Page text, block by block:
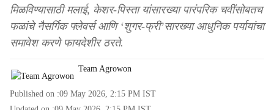
मिळविण्यासाठी मलाई, केशर-पिस्ता यांसारख्या पारंपरिक चवींसोबतच
फळांचे नैसर्गिक फ्लेवर्स आणि ‘शुगर-फ्री’सारख्या आधुनिक पर्यायांचा
समावेश करणे फायदेशीर ठरते.
Team Agrowon
Published on :09 May 2026, 2:15 PM IST